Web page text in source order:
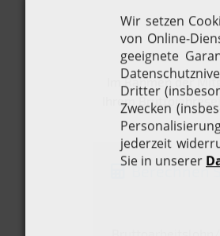
Im Rahmen der
Ihrem
Berechnen